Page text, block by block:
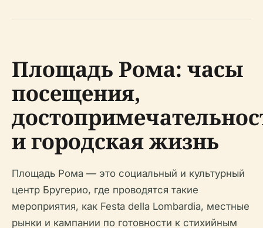
Площадь Рома: часы
посещения,
и городская жизнь
Площадь Рома — это социальный и культурный
центр Бругерио, где проводятся такие
мероприятия, как Festa della Lombardia, местные
рынки и кампании по готовности к стихийным